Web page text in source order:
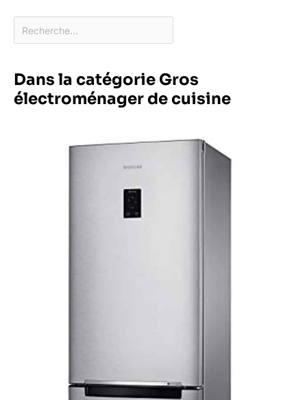
Dans la catégorie Gros
électroménager de cuisine